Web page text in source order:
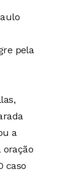
pela
a
oração
caso